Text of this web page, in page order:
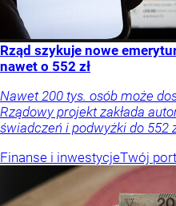
Rząd szykuje nowe
nawet o 552 zł
Nawet 200 tys. osób może
Rządowy projekt zakłada
świadczeń i podwyżki do 552
Finanse i inwestycjeTwój